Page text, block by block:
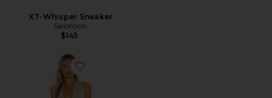
XT-Whisper Sneaker
Salomon
$145
Favorite Cosita Buena Mini Dress